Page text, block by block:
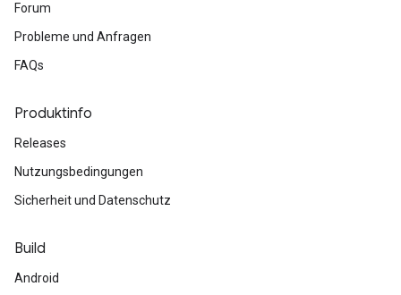
Forum
Probleme und Anfragen
FAQs
Produktinfo
Releases
Nutzungsbedingungen
Sicherheit und Datenschutz
Build
Android